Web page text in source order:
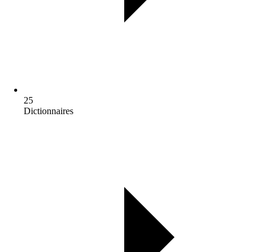
25
Dictionnaires